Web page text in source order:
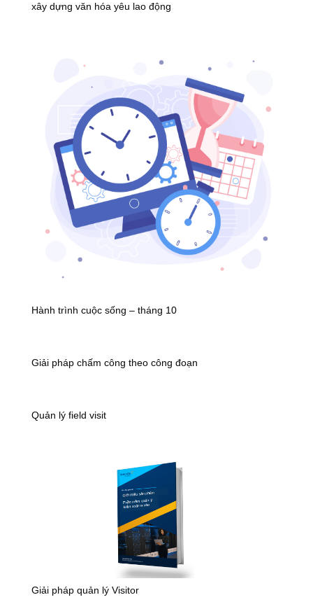
xây dựng văn hóa yêu lao động
Hành trình cuộc sống – tháng 10
Giải pháp chấm công theo công đoạn
Quản lý field visit
Giải pháp quản lý Visitor